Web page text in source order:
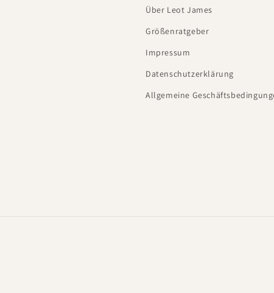
Über Leot James
Größenratgeber
Impressum
Datenschutzerklärung
Allgemeine